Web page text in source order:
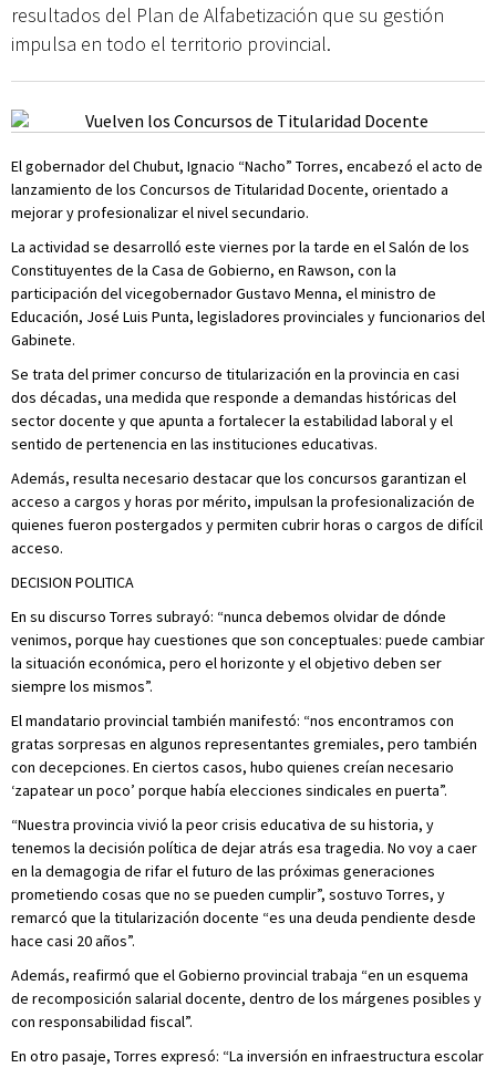
resultados del Plan de Alfabetización que su gestión
impulsa en todo el territorio provincial.
El gobernador del Chubut, Ignacio “Nacho” Torres, encabezó el acto de
lanzamiento de los Concursos de Titularidad Docente, orientado a
mejorar y profesionalizar el nivel secundario.
La actividad se desarrolló este viernes por la tarde en el Salón de los
Constituyentes de la Casa de Gobierno, en Rawson, con la
participación del vicegobernador Gustavo Menna, el ministro de
Educación, José Luis Punta, legisladores provinciales y funcionarios del
Gabinete.
Se trata del primer concurso de titularización en la provincia en casi
dos décadas, una medida que responde a demandas históricas del
sector docente y que apunta a fortalecer la estabilidad laboral y el
sentido de pertenencia en las instituciones educativas.
Además, resulta necesario destacar que los concursos garantizan el
acceso a cargos y horas por mérito, impulsan la profesionalización de
quienes fueron postergados y permiten cubrir horas o cargos de difícil
acceso.
DECISION POLITICA
En su discurso Torres subrayó: “nunca debemos olvidar de dónde
venimos, porque hay cuestiones que son conceptuales: puede cambiar
la situación económica, pero el horizonte y el objetivo deben ser
siempre los mismos”.
El mandatario provincial también manifestó: “nos encontramos con
gratas sorpresas en algunos representantes gremiales, pero también
con decepciones. En ciertos casos, hubo quienes creían necesario
‘zapatear un poco’ porque había elecciones sindicales en puerta”.
“Nuestra provincia vivió la peor crisis educativa de su historia, y
tenemos la decisión política de dejar atrás esa tragedia. No voy a caer
en la demagogia de rifar el futuro de las próximas generaciones
prometiendo cosas que no se pueden cumplir”, sostuvo Torres, y
remarcó que la titularización docente “es una deuda pendiente desde
hace casi 20 años”.
Además, reafirmó que el Gobierno provincial trabaja “en un esquema
de recomposición salarial docente, dentro de los márgenes posibles y
con responsabilidad fiscal”.
En otro pasaje, Torres expresó: “La inversión en infraestructura escolar